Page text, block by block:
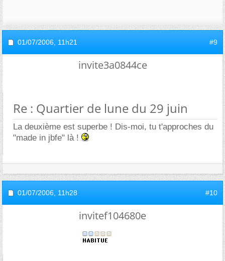
01/07/2006, 11h21 #9
invite3a0844ce
Re : Quartier de lune du 29 juin
La deuxième est superbe ! Dis-moi, tu t'approches du
"made in jbfe" là !
01/07/2006, 11h28 #10
invitef104680e